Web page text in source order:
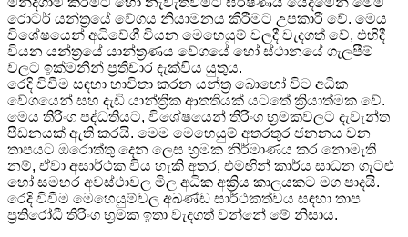
රොටර් යන්ත්‍රයේ වේගය නියාමනය කිරීමට උපකාරී වේ. මෙය
විශේෂයෙන් අධිවේගී වියන මෙහෙයුම් වලදී වැදගත් වේ, එහිදී
වියන යන්ත්‍රයේ යාන්ත්‍රණය වේගයේ හෝ ස්ථානයේ ගැලපීම්
වලට ඉක්මනින් ප්‍රතිචාර දැක්විය යුතුය.
රෙදි විවීම සඳහා භාවිතා කරන යන්ත්‍ර බොහෝ විට අධික
වේගයෙන් සහ දැඩි යාන්ත්‍රික ආතතියක් යටතේ ක්‍රියාත්මක වේ.
මෙය තිරිංග පද්ධතියට, විශේෂයෙන් තිරිංග භ්‍රමකවලට දැවැන්ත
පීඩනයක් ඇති කරයි. මෙම මෙහෙයුම් අතරතුර ජනනය වන
තාපයට ඔරොත්තු දෙන ලෙස භ්‍රමක නිර්මාණය කර නොමැති
නම්, ඒවා අසාර්ථක විය හැකි අතර, එමඟින් කාර්ය සාධන ගැටළු
හෝ සමහර අවස්ථාවල මිල අධික අක්‍රිය කාලයකට මග පාදයි.
රෙදි විවීම මෙහෙයුම්වල අඛණ්ඩ සාර්ථකත්වය සඳහා තාප
ප්‍රතිරෝධී තිරිංග භ්‍රමක ඉතා වැදගත් වන්නේ මේ නිසාය.